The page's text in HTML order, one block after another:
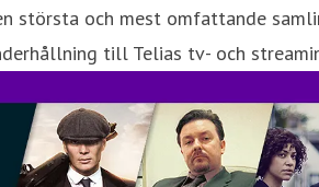
största och mest omfattande
till Telias tv- och